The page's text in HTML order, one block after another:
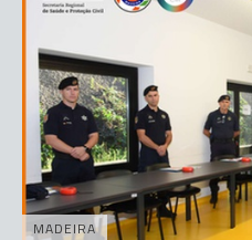
MADEIRA